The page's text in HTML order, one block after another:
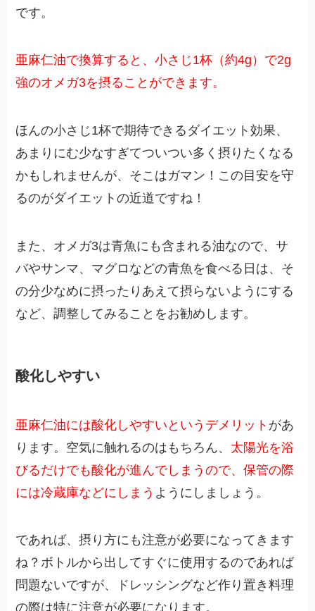
です。
亜麻仁油で換算すると、小さじ1杯（約4g）で2g
強のオメガ3を摂ることができます。
ほんの小さじ1杯で期待できるダイエット効果、
あまりにむ少なすぎてついつい多く摂りたくなる
かもしれませんが、そこはガマン！この目安を守
るのがダイエットの近道ですね！
また、オメガ3は青魚にも含まれる油なので、サ
バやサンマ、マグロなどの青魚を食べる日は、そ
の分少なめに摂ったりあえて摂らないようにする
など、調整してみることをお勧めします。
酸化しやすい
亜麻仁油には酸化しやすいというデメリット があ
ります。空気に触れるのはもちろん、 太陽光を浴
びるだけでも酸化が進んでしまうので、保管の際
には冷蔵庫などにしまう ようにしましょう。
であれば、摂り方にも注意が必要になってきます
ね？ボトルから出してすぐに使用するのであれば
問題ないですが、ドレッシングなど作り置き料理
の際は特に注意が必要になります。